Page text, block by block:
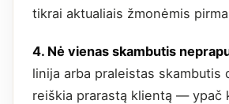
tikrai aktualiais žmonėmis
4. Nė vienas skambutis
linija arba praleistas skambutis
reiškia prarastą klientą — ypač